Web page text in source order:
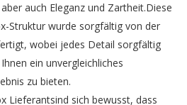
auch Eleganz und Zartheit.Diese
Struktur wurde sorgfältig von der
wobei jedes Detail sorgfältig
ein unvergleichliches
zu bieten.
Lieferantsind sich bewusst, dass